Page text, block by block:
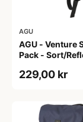
AGU
AGU - Venture
Pack - Sort/
229,00 kr